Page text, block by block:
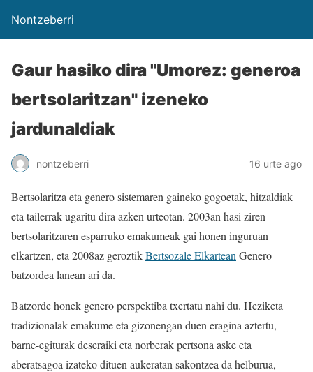
Nontzeberri
Gaur hasiko dira "Umorez: generoa
bertsolaritzan" izeneko
jardunaldiak
nontzeberri 16 urte ago
Bertsolaritza eta genero sistemaren gaineko gogoetak, hitzaldiak
eta tailerrak ugaritu dira azken urteotan. 2003an hasi ziren
bertsolaritzaren esparruko emakumeak gai honen inguruan
elkartzen, eta 2008az geroztikBertsozale Elkartean Genero
batzordea lanean ari da.
Batzorde honek genero perspektiba txertatu nahi du. Heziketa
tradizionalak emakume eta gizonengan duen eragina aztertu,
barne-egiturak deseraiki eta norberak pertsona aske eta
aberatsagoa izateko dituen aukeratan sakontzea da helburua,